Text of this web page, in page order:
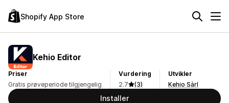
Shopify App Store
Kehio Editor
Priser
Gratis prøveperiode tilgjengelig
Vurdering
2.7
(3)
Utvikler
Kehio Sàrl
Installer